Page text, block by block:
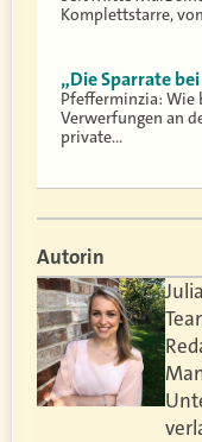
Komplettstarre,
„Die Sparrate
Pfefferminzia: Wie
Verwerfungen an
private…
Autorin